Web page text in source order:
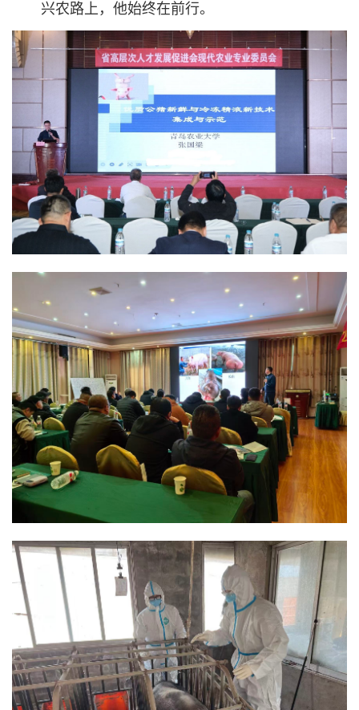
兴农路上，他始终在前行。